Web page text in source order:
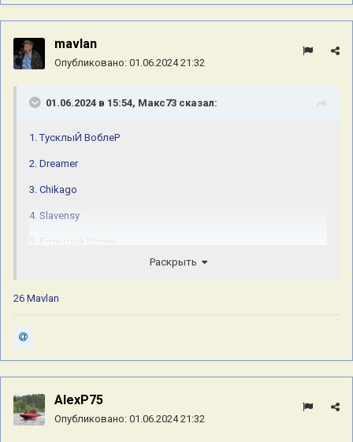
mavlan
Опубликовано: 01.06.2024 21:32
01.06.2024 в 15:54, Макс73 сказал:
1. ТусклыЙ ВоблеР
2. Dreamer
3. Chikago
4. Slavensy
5. Большой Шурик
7. Олег Белышев
9. Марта
11. OldShurshun 10 юбилейных
12. Mihey726
Раскрыть
26 Mavlan
AlexP75
Опубликовано: 01.06.2024 21:32